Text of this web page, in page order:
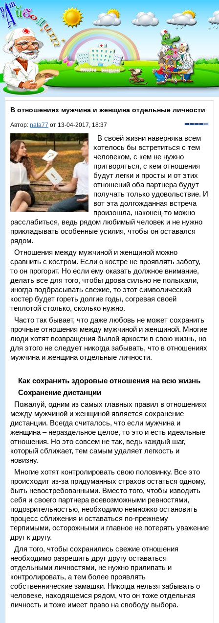
В отношениях мужчина и женщина отдельные личности
Автор: nata77 от 13-04-2017, 18:37
В своей жизни наверняка всем
хотелось бы встретиться с тем
человеком, с кем не нужно
притворяться, с кем отношения
будут легки и просты и от этих
отношений оба партнера будут
получать только удовольствие. И
вот эта долгожданная встреча
произошла, наконец-то можно
расслабиться, ведь рядом любимый человек и не нужно
прикладывать особенные усилия, чтобы он оставался
рядом.
Отношения между мужчиной и женщиной можно
сравнить с костром. Если о костре не проявлять заботу,
то он прогорит. Но если ему оказать должное внимание,
делать все для того, чтобы дрова сильно не полыхали,
иногда подбрасывать свежие, то этот символический
костер будет гореть долгие годы, согревая своей
теплотой столько, сколько нужно.
Часто так бывает, что даже любовь не может сохранить
прочные отношения между мужчиной и женщиной. Многие
люди хотят возвращения былой яркости в свою жизнь, но
для этого не следует никогда забывать, что в отношениях
мужчина и женщина отдельные личности.
Как сохранить здоровые отношения на всю жизнь
Сохранение дистанции
Пожалуй, одним из самых главных правил в отношениях
между мужчиной и женщиной является сохранение
дистанции. Всегда считалось, что если мужчина и
женщина – нераздельное целое, то это и есть идеальные
отношения. Но это совсем не так, ведь каждый шаг,
который сближает, тем самым удаляет легкость и
новизну.
Многие хотят контролировать свою половинку. Все это
происходит из-за придуманных страхов остаться одному,
быть невостребованными. Вместо того, чтобы изводить
себя и своего партнера всевозможными ревностями,
подозрительностью, необходимо немножко остановить
процесс сближения и оставаться по-прежнему
терпимыми, осторожными и главное не потерять уважение
друг к другу.
Для того, чтобы сохранились свежие отношения
необходимо разрешить друг другу оставаться
отдельными личностями, не нужно прилипать и
контролировать, а тем более проявлять
собственнические замашки. Никогда нельзя забывать о
человеке, находящемся рядом, что он тоже отдельная
личность и тоже имеет право на свободу выбора.